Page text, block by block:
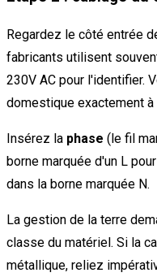
Regardez le côté entrée
fabricants utilisent
230V AC pour l'identifier.
domestique exactement à
Insérez la phase (le fil
borne marquée d'un L
dans la borne marquée N.
La gestion de la terre
classe du matériel. Si la
métallique, reliez